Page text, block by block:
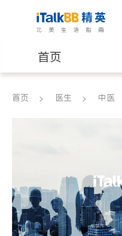
首页
医生
养老
首页 医生 中医